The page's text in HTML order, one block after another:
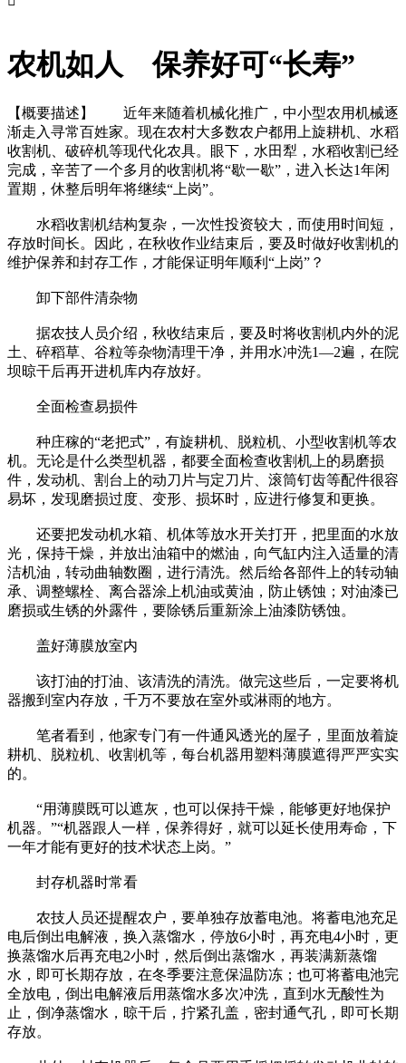
农机如人 保养好可“长寿”
【概要描述】
近年来随着机械化推广，中小型农用机械逐
渐走入寻常百姓家。现在农村大多数农户都用上旋耕机、水稻
收割机、破碎机等现代化农具。眼下，水田犁，水稻收割已经
完成，辛苦了一个多月的收割机将“歇一歇”，进入长达1年闲
置期，休整后明年将继续“上岗”。
水稻收割机结构复杂，一次性投资较大，而使用时间短，
存放时间长。因此，在秋收作业结束后，要及时做好收割机的
维护保养和封存工作，才能保证明年顺利“上岗”？
卸下部件清杂物
据农技人员介绍，秋收结束后，要及时将收割机内外的泥
土、碎稻草、谷粒等杂物清理干净，并用水冲洗1—2遍，在院
坝晾干后再开进机库内存放好。
全面检查易损件
种庄稼的“老把式”，有旋耕机、脱粒机、小型收割机等农
机。无论是什么类型机器，都要全面检查收割机上的易磨损
件，发动机、割台上的动刀片与定刀片、滚筒钉齿等配件很容
易坏，发现磨损过度、变形、损坏时，应进行修复和更换。
还要把发动机水箱、机体等放水开关打开，把里面的水放
光，保持干燥，并放出油箱中的燃油，向气缸内注入适量的清
洁机油，转动曲轴数圈，进行清洗。然后给各部件上的转动轴
承、调整螺栓、离合器涂上机油或黄油，防止锈蚀；对油漆已
磨损或生锈的外露件，要除锈后重新涂上油漆防锈蚀。
盖好薄膜放室内
该打油的打油、该清洗的清洗。做完这些后，一定要将机
器搬到室内存放，千万不要放在室外或淋雨的地方。
笔者看到，他家专门有一件通风透光的屋子，里面放着旋
耕机、脱粒机、收割机等，每台机器用塑料薄膜遮得严严实实
的。
“用薄膜既可以遮灰，也可以保持干燥，能够更好地保护
机器。”“机器跟人一样，保养得好，就可以延长使用寿命，下
一年才能有更好的技术状态上岗。”
封存机器时常看
农技人员还提醒农户，要单独存放蓄电池。将蓄电池充足
电后倒出电解液，换入蒸馏水，停放6小时，再充电4小时，更
换蒸馏水后再充电2小时，然后倒出蒸馏水，再装满新蒸馏
水，即可长期存放，在冬季要注意保温防冻；也可将蓄电池完
全放电，倒出电解液后用蒸馏水多次冲洗，直到水无酸性为
止，倒净蒸馏水，晾干后，拧紧孔盖，密封通气孔，即可长期
存放。